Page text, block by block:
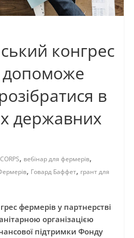
конгрес
допоможе
в
державних
, вебінар для фермерів,
, Говард Баффет, грант для
фермерів у партнерстві
організацією
підтримки Фонду